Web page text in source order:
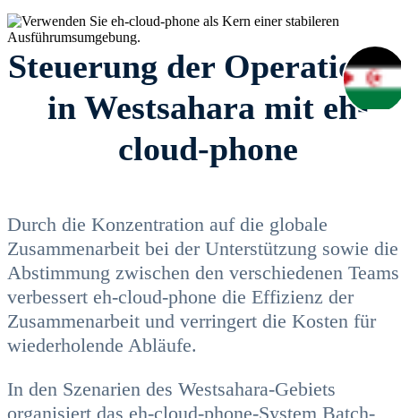
Steuerung der
in Westsahara mit eh-
cloud-phone
Durch die Konzentration auf die globale
Zusammenarbeit bei der Unterstützung sowie die
Abstimmung zwischen den verschiedenen Teams
verbessert eh-cloud-phone die Effizienz der
Zusammenarbeit und verringert die Kosten für
wiederholende Abläufe.
In den Szenarien des Westsahara-Gebiets
organisiert das eh-cloud-phone-System Batch-